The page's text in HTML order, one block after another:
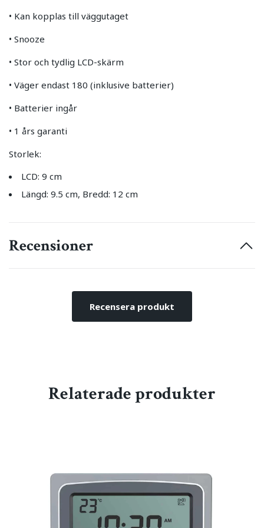
• Kan kopplas till väggutaget
• Snooze
• Stor och tydlig LCD-skärm
• Väger endast 180 (inklusive batterier)
• Batterier ingår
• 1 års garanti
Storlek:
LCD: 9 cm
Längd: 9.5 cm, Bredd: 12 cm
Recensioner
Recensera produkt
Relaterade produkter